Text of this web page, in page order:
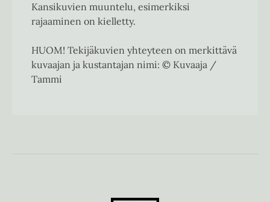
Kansikuvien muuntelu, esimerkiksi
rajaaminen on kielletty.
HUOM! Tekijäkuvien yhteyteen on merkittävä
kuvaajan ja kustantajan nimi: © Kuvaaja /
Tammi